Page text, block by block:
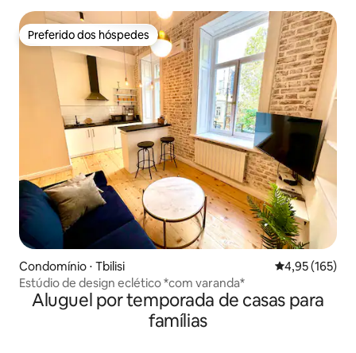
Preferido dos hóspedes
Preferido dos hóspedes
Condomínio ⋅ Tbilisi 4,95 de uma
4,95 (165)
Estúdio de design eclético *com varanda*
Aluguel por temporada de casas para
famílias